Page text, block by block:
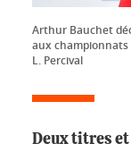
Arthur Bauchet
aux championnats
L. Percival
Deux titres